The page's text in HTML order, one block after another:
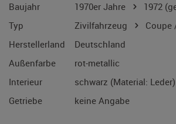
Baujahr
1970er Jahre 1972
Typ
Zivilfahrzeug
Coupe
Herstellerland
Deutschland
Außenfarbe
rot-metallic
Interieur
schwarz (Material: Leder)
Getriebe
keine Angabe